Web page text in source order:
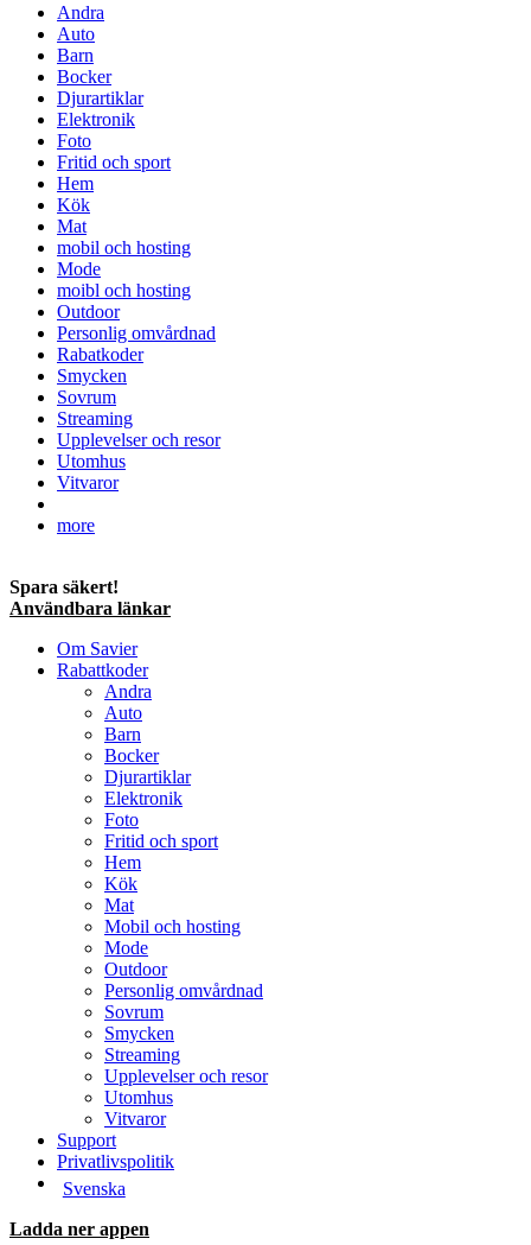
Andra
Auto
Barn
Bocker
Djurartiklar
Elektronik
Foto
Fritid och sport
Hem
Kök
Mat
mobil och hosting
Mode
moibl och hosting
Outdoor
Personlig omvårdnad
Rabatkoder
Smycken
Sovrum
Streaming
Upplevelser och resor
Utomhus
Vitvaror
more
Spara säkert!
Användbara länkar
Om Savier
Rabattkoder
Andra
Auto
Barn
Bocker
Djurartiklar
Elektronik
Foto
Fritid och sport
Hem
Kök
Mat
Mobil och hosting
Mode
Outdoor
Personlig omvårdnad
Sovrum
Smycken
Streaming
Upplevelser och resor
Utomhus
Vitvaror
Support
Privatlivspolitik
Svenska
Ladda ner appen